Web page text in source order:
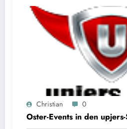
Christian 0
Oster-Events in den